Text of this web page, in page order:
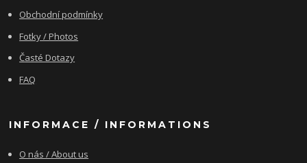
Obchodní podmínky
Fotky / Photos
Časté Dotazy
FAQ
INFORMACE / INFORMATIONS
O nás / About us